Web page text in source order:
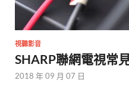
視聽影音
SHARP聯網電視常
2018 年 09 月 07 日